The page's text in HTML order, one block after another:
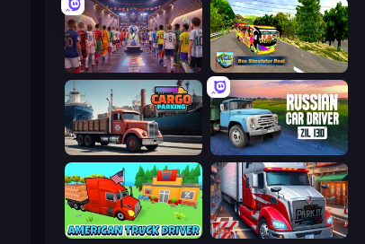
CG FC 26 Bus Simulator Real
Cargo Truck Parking Russian Car Driver ZIL 130
American Truck Driver Just Park It 12